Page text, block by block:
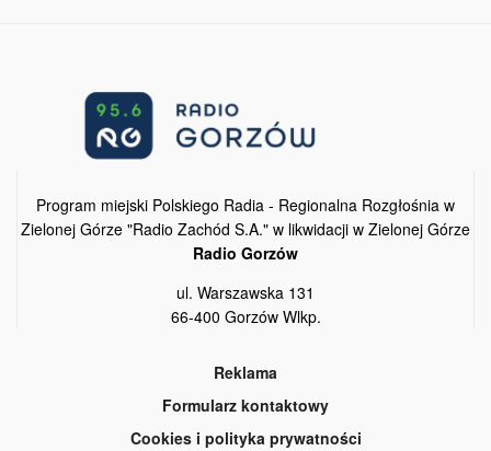
Program miejski Polskiego Radia - Regionalna Rozgłośnia w
Zielonej Górze "Radio Zachód S.A." w likwidacji w Zielonej Górze
Radio Gorzów
ul. Warszawska 131
66-400 Gorzów Wlkp.
Reklama
Formularz kontaktowy
Cookies i polityka prywatności